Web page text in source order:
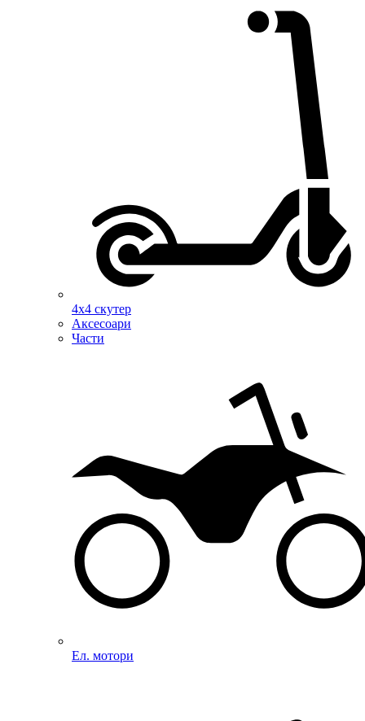
4х4 скутер
Аксесоари
Части
Ел. мотори